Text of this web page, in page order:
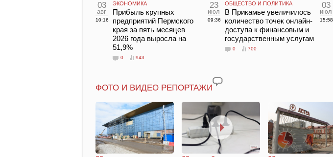
03
авг
10:16
ЭКОНОМИКА
Прибыль крупных
предприятий Пермского
края за пять месяцев
2026 года выросла на
51,9%
0 943
23
июл
09:36
ОБЩЕСТВО И ПОЛИТИКА
В Прикамье увеличилось
количество точек онлайн-
доступа к финансовым и
государственным услугам
0 700
03
июл
15:58
ФОТО И ВИДЕО РЕПОРТАЖИ